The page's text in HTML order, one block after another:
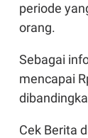
periode
orang.
Sebagai
mencapai
Cek Berita